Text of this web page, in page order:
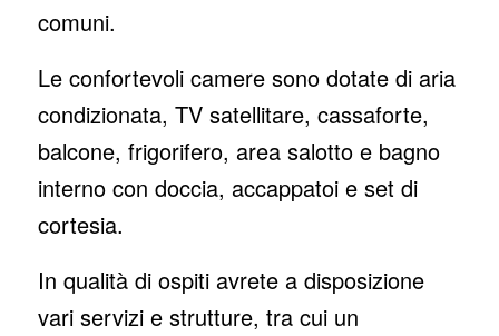
comuni.
Le confortevoli camere sono dotate di aria
condizionata, TV satellitare, cassaforte,
balcone, frigorifero, area salotto e bagno
interno con doccia, accappatoi e set di
cortesia.
In qualità di ospiti avrete a disposizione
vari servizi e strutture, tra cui un